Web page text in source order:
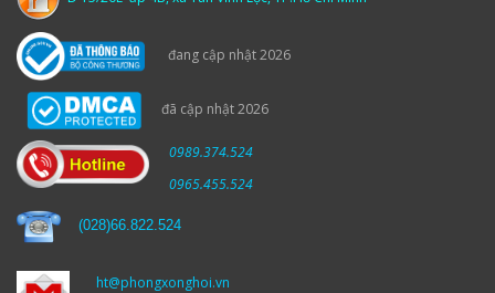
đang cập nhật 2026
đã cập nhật 2026
0989.374.524
0965.455.524
(028)66.822.524
ht@phongxonghoi.vn